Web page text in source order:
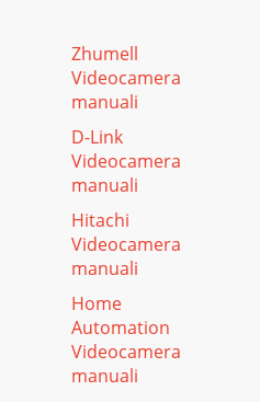
Zhumell
Videocamera
manuali
D-Link
Videocamera
manuali
Hitachi
Videocamera
manuali
Home
Automation
Videocamera
manuali